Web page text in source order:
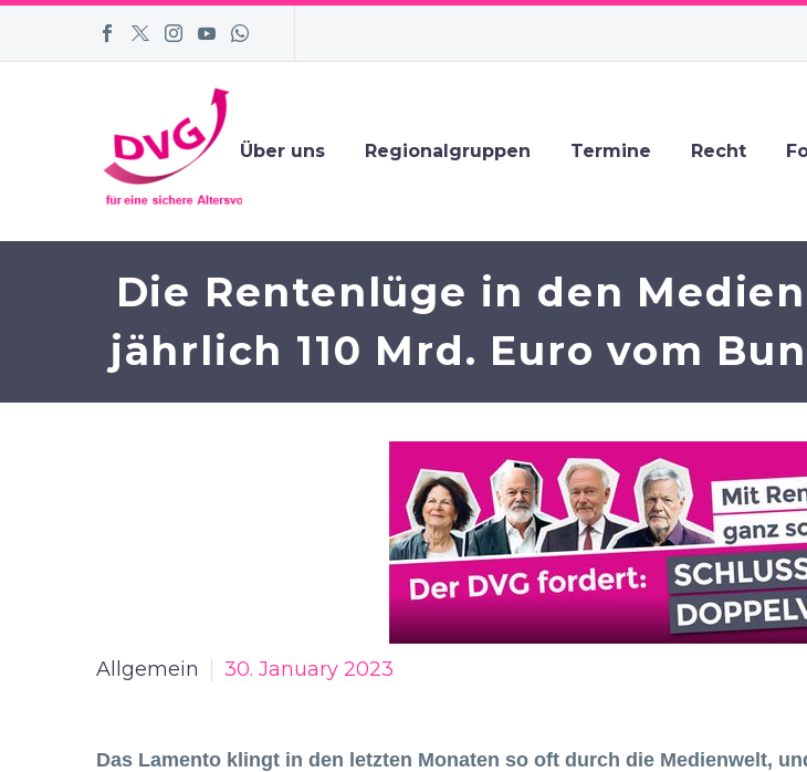
Über uns Regionalgruppen Termine Recht
Die Rentenlüge in den
jährlich 110 Mrd. Euro vom
Allgemein 30. January 2023
Das Lamento klingt in den letzten Monaten so oft durch die Medienwelt,